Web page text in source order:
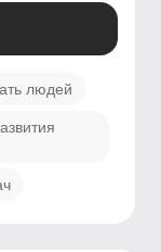
людей